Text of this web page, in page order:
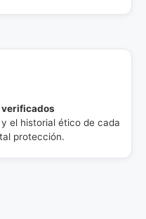
verificados
el historial ético de cada
protección.